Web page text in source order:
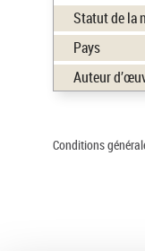
Statut de la
Pays
Auteur
Conditions